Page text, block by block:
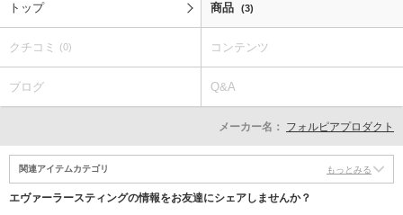
トップ 商品 (3)
クチコミ (0) コンテンツ
ブログ Q&A
メーカー名： フォルピアプロダクト
関連アイテムカテゴリ もっとみる
エヴァーラースティングの情報をお友達にシェアしませんか？